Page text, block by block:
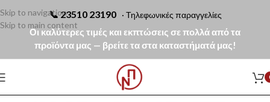
📞23510 23190 · Τηλεφωνικές παραγγελίες
Οι καλύτερες τιμές και εκπτώσεις σε πολλά από τα
προϊόντα μας — βρείτε τα στα καταστήματά μας!
Skip to navigation
Skip to main content